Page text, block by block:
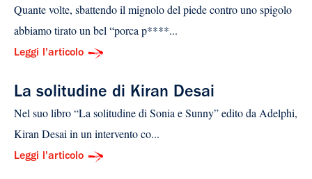
Quante volte, sbattendo il mignolo del piede contro uno spigolo
abbiamo tirato un bel “porca p****...
Leggi l'articolo
La solitudine di Kiran Desai
Nel suo libro “La solitudine di Sonia e Sunny” edito da Adelphi,
Kiran Desai in un intervento co...
Leggi l'articolo